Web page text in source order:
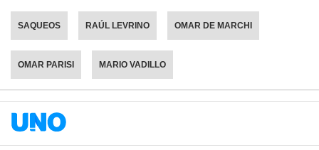
SAQUEOS RAÚL LEVRINO OMAR DE MARCHI
OMAR PARISI MARIO VADILLO